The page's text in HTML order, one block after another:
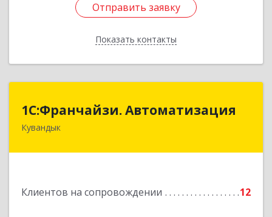
Отправить заявку
Показать контакты
Отправить заявку
Назад
1С:Франчайзи. Автоматизация
Кувандык
Клиентов на сопровождении 12
1С:Франчайзи. Автоматизация
462220, Оренбургская обл, Кувандыкский р-н,